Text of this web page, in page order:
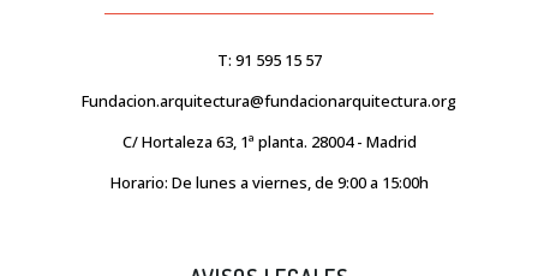
T: 91 595 15 57
Fundacion.arquitectura@fundacionarquitectura.org
C/ Hortaleza 63, 1ª planta. 28004 - Madrid
Horario: De lunes a viernes, de 9:00 a 15:00h